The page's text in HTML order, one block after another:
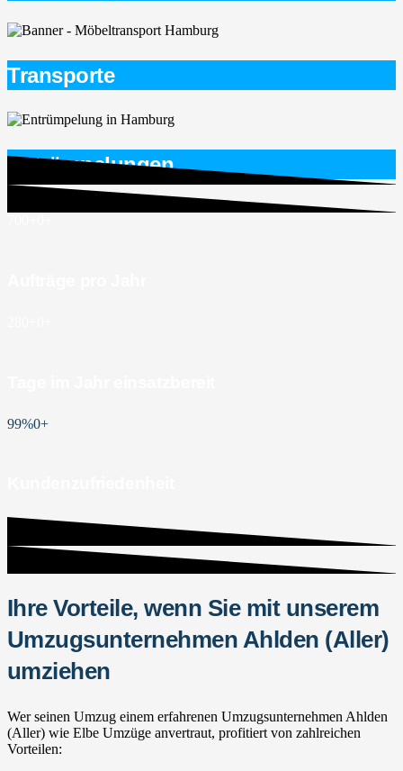
Transporte
Entrümpelungen
99%0+
Ihre Vorteile, wenn Sie mit unserem
Umzugsunternehmen Ahlden (Aller)
umziehen
Wer seinen Umzug einem erfahrenen Umzugsunternehmen Ahlden
(Aller) wie Elbe Umzüge anvertraut, profitiert von zahlreichen
Vorteilen: